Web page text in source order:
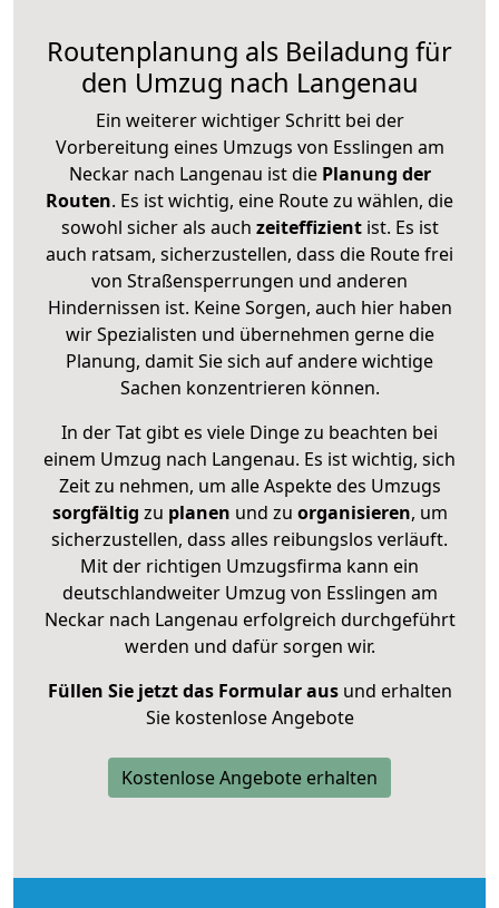
Routenplanung als Beiladung für
den Umzug nach Langenau
Ein weiterer wichtiger Schritt bei der
Vorbereitung eines Umzugs von Esslingen am
Neckar nach Langenau ist diePlanung der
Routen. Es ist wichtig, eine Route zu wählen, die
sowohl sicher als auch zeiteffizientist. Es ist
auch ratsam, sicherzustellen, dass die Route frei
von Straßensperrungen und anderen
Hindernissen ist. Keine Sorgen, auch hier haben
wir Spezialisten und übernehmen gerne die
Planung, damit Sie sich auf andere wichtige
Sachen konzentrieren können.
In der Tat gibt es viele Dinge zu beachten bei
einem Umzug nach Langenau. Es ist wichtig, sich
Zeit zu nehmen, um alle Aspekte des Umzugs
sorgfältig zu planen und zu organisieren, um
sicherzustellen, dass alles reibungslos verläuft.
Mit der richtigen Umzugsfirma kann ein
deutschlandweiter Umzug von Esslingen am
Neckar nach Langenau erfolgreich durchgeführt
werden und dafür sorgen wir.
Füllen Sie jetzt das Formular ausund erhalten
Sie kostenlose Angebote
Kostenlose Angebote erhalten